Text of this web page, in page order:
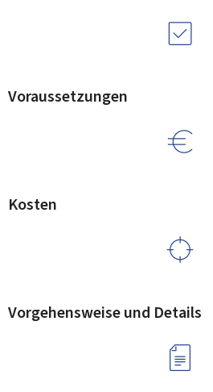
Voraussetzungen
Kosten
Vorgehensweise und Details